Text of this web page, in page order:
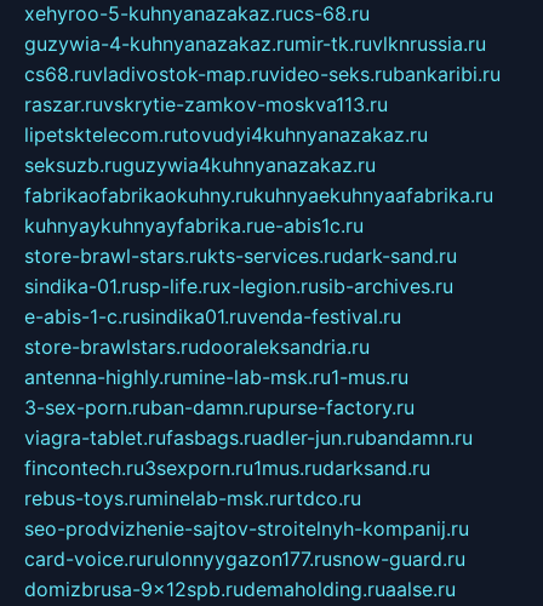
xehyroo-5-kuhnyanazakaz.rucs-68.ru
guzywia-4-kuhnyanazakaz.rumir-tk.ruvlknrussia.ru
cs68.ruvladivostok-map.ruvideo-seks.rubankaribi.ru
raszar.ruvskrytie-zamkov-moskva113.ru
lipetsktelecom.rutovudyi4kuhnyanazakaz.ru
seksuzb.ruguzywia4kuhnyanazakaz.ru
fabrikaofabrikaokuhny.rukuhnyaekuhnyaafabrika.ru
kuhnyaykuhnyayfabrika.rue-abis1c.ru
store-brawl-stars.rukts-services.rudark-sand.ru
sindika-01.rusp-life.rux-legion.rusib-archives.ru
e-abis-1-c.rusindika01.ruvenda-festival.ru
store-brawlstars.rudooraleksandria.ru
antenna-highly.rumine-lab-msk.ru1-mus.ru
3-sex-porn.ruban-damn.rupurse-factory.ru
viagra-tablet.rufasbags.ruadler-jun.rubandamn.ru
fincontech.ru3sexporn.ru1mus.rudarksand.ru
rebus-toys.ruminelab-msk.rurtdco.ru
seo-prodvizhenie-sajtov-stroitelnyh-kompanij.ru
card-voice.rurulonnyygazon177.rusnow-guard.ru
domizbrusa-9x12spb.rudemaholding.ruaalse.ru